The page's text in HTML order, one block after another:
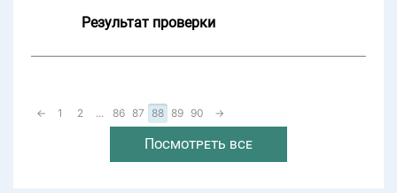
Результат проверки
← 1 2 ... 86 87 88 89 90 →
Посмотреть все